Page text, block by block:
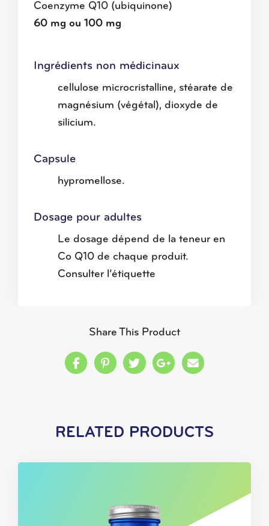
Coenzyme Q10 (ubiquinone)
60 mg ou 100 mg
Ingrédients non médicinaux
cellulose microcristalline, stéarate de
magnésium (végétal), dioxyde de
silicium.
Capsule
hypromellose.
Dosage pour adultes
Le dosage dépend de la teneur en
Co Q10 de chaque produit.
Consulter l’étiquette
Share This Product
RELATED PRODUCTS